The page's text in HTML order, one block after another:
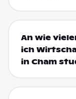
An wie
ich
in Cham